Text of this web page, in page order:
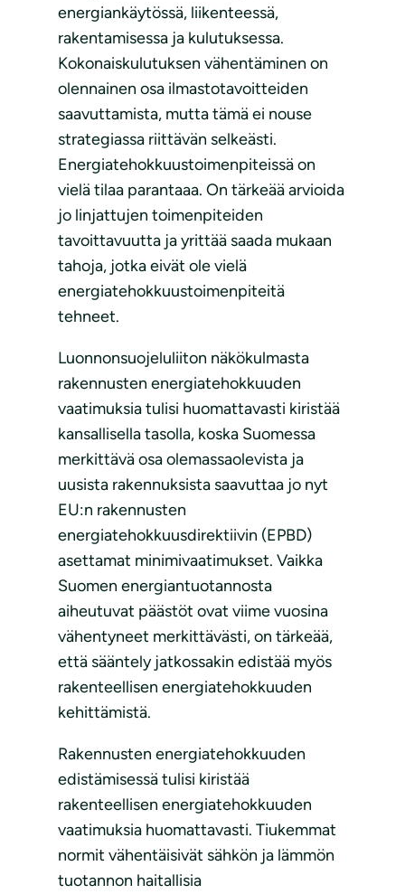
energiankäytössä, liikenteessä,
rakentamisessa ja kulutuksessa.
Kokonaiskulutuksen vähentäminen on
olennainen osa ilmastotavoitteiden
saavuttamista, mutta tämä ei nouse
strategiassa riittävän selkeästi.
Energiatehokkuustoimenpiteissä on
vielä tilaa parantaaa. On tärkeää arvioida
jo linjattujen toimenpiteiden
tavoittavuutta ja yrittää saada mukaan
tahoja, jotka eivät ole vielä
energiatehokkuustoimenpiteitä
tehneet.
Luonnonsuojeluliiton näkökulmasta
rakennusten energiatehokkuuden
vaatimuksia tulisi huomattavasti kiristää
kansallisella tasolla, koska Suomessa
merkittävä osa olemassaolevista ja
uusista rakennuksista saavuttaa jo nyt
EU:n rakennusten
energiatehokkuusdirektiivin (EPBD)
asettamat minimivaatimukset. Vaikka
Suomen energiantuotannosta
aiheutuvat päästöt ovat viime vuosina
vähentyneet merkittävästi, on tärkeää,
että sääntely jatkossakin edistää myös
rakenteellisen energiatehokkuuden
kehittämistä.
Rakennusten energiatehokkuuden
edistämisessä tulisi kiristää
rakenteellisen energiatehokkuuden
vaatimuksia huomattavasti. Tiukemmat
normit vähentäisivät sähkön ja lämmön
tuotannon haitallisia